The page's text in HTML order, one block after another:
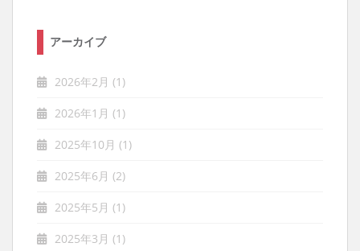
アーカイブ
2026年2月 (1)
2026年1月 (1)
2025年10月 (1)
2025年6月 (2)
2025年5月 (1)
2025年3月 (1)